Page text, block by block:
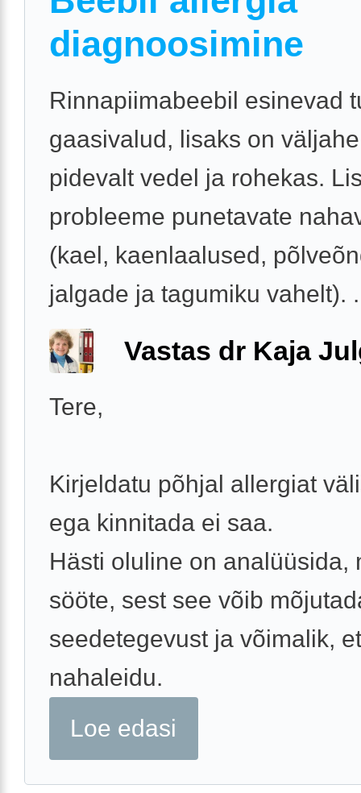
diagnoosimine
Rinnapiimabeebil esinevad
gaasivalud, lisaks on
pidevalt vedel ja rohekas.
probleeme punetavate
(kael, kaenlaalused,
jalgade ja tagumiku vahelt).
Vastas dr Kaja
Tere,
Kirjeldatu põhjal allergiat
ega kinnitada ei saa.
Hästi oluline on analüüsida,
sööte, sest see võib
seedetegevust ja võimalik,
nahaleidu.
Loe edasi